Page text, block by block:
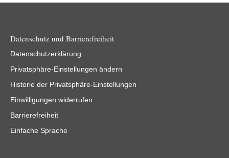
Datenschutz und Barrierefreiheit
Datenschutzerklärung
Privatsphäre-Einstellungen ändern
Historie der Privatsphäre-Einstellungen
Einwilligungen widerrufen
Barrierefreiheit
Einfache Sprache